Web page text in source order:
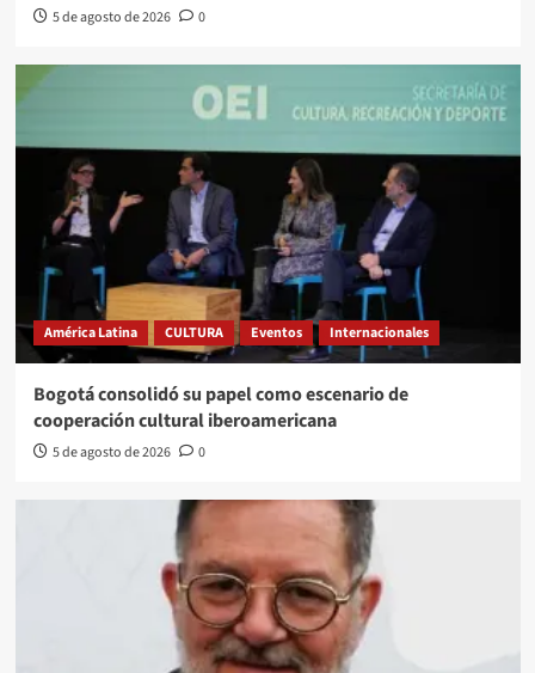
5 de agosto de 2026 0
América Latina CULTURA Eventos Internacionales
Bogotá consolidó su papel como escenario de
cooperación cultural iberoamericana
5 de agosto de 2026 0